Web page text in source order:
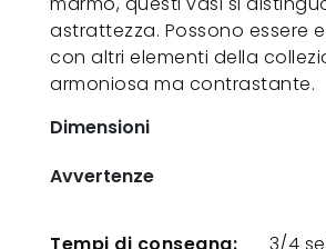
astrattezza. Possono essere
con altri elementi della
armoniosa ma contrastante.
Dimensioni
Avvertenze